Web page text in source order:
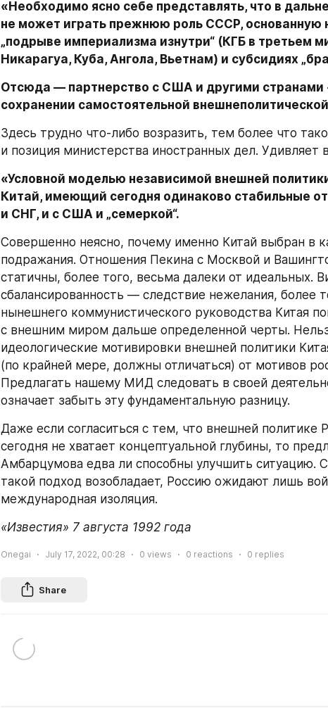
«Необходимо ясно себе представлять, что в
не может играть прежнюю роль СССР, основанную
„подрыве империализма изнутри“ (КГБ в третьем
Никарагуа, Куба, Ангола, Вьетнам) и субсидиях
Отсюда — партнерство с США и другими странами
сохранении самостоятельной
Здесь трудно что-либо возразить, тем более что
и позиция министерства иностранных дел.
«Условной моделью независимой внешней
Китай, имеющий сегодня одинаково стабильные
и СНГ, и с США и „семеркой“.
Совершенно неясно, почему именно Китай выбран в
подражания. Отношения Пекина с Москвой и
статичны, более того, весьма далеки от идеальных.
сбалансированность — следствие нежелания, более
нынешнего коммунистического руководства Китая
с внешним миром дальше определенной черты.
идеологические мотивировки внешней политики
(по крайней мере, должны отличаться) от мотивов
Предлагать нашему МИД следовать в своей
означает забыть эту фундаментальную разницу.
Даже если согласиться с тем, что внешней политике
сегодня не хватает концептуальной глубины, то
Амбарцумова едва ли способны улучшить ситуацию.
такой подход возобладает, Россию ожидают лишь
международная изоляция.
«Известия» 7 августа 1992 года
Onegai July 17, 2022, 00:28 0 views 0 reactions 0 replies
Share